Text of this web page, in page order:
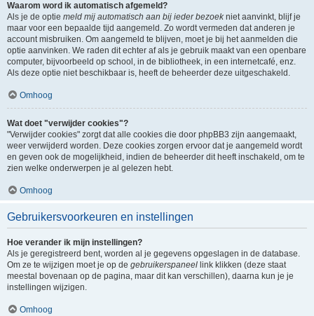
Waarom word ik automatisch afgemeld?
Als je de optie meld mij automatisch aan bij ieder bezoekniet aanvinkt, blijf je
maar voor een bepaalde tijd aangemeld. Zo wordt vermeden dat anderen je
account misbruiken. Om aangemeld te blijven, moet je bij het aanmelden die
optie aanvinken. We raden dit echter af als je gebruik maakt van een openbare
computer, bijvoorbeeld op school, in de bibliotheek, in een internetcafé, enz.
Als deze optie niet beschikbaar is, heeft de beheerder deze uitgeschakeld.
Omhoog
Wat doet "verwijder cookies"?
"Verwijder cookies" zorgt dat alle cookies die door phpBB3 zijn aangemaakt,
weer verwijderd worden. Deze cookies zorgen ervoor dat je aangemeld wordt
en geven ook de mogelijkheid, indien de beheerder dit heeft inschakeld, om te
zien welke onderwerpen je al gelezen hebt.
Omhoog
Gebruikersvoorkeuren en instellingen
Hoe verander ik mijn instellingen?
Als je geregistreerd bent, worden al je gegevens opgeslagen in de database.
Om ze te wijzigen moet je op de gebruikerspaneel link klikken (deze staat
meestal bovenaan op de pagina, maar dit kan verschillen), daarna kun je je
instellingen wijzigen.
Omhoog